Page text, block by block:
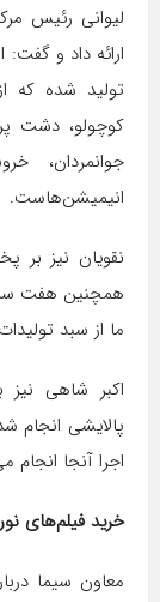
لیوانی رئیس
تولید شده که
کوچولو، دشت
جوانمردان،
انیمیشن‌هاست.
نقویان نیز بر
همچنین هفت سر
ما از سبد
اکبر شاهی نیز
پالایشی
اجرا آنجا انجام
خرید فیلم‌های
معاون سیما